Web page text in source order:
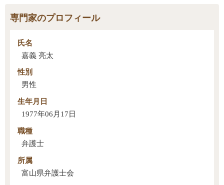
専門家のプロフィール
氏名
嘉義 亮太
性別
男性
生年月日
1977年06月17日
職種
弁護士
所属
富山県弁護士会